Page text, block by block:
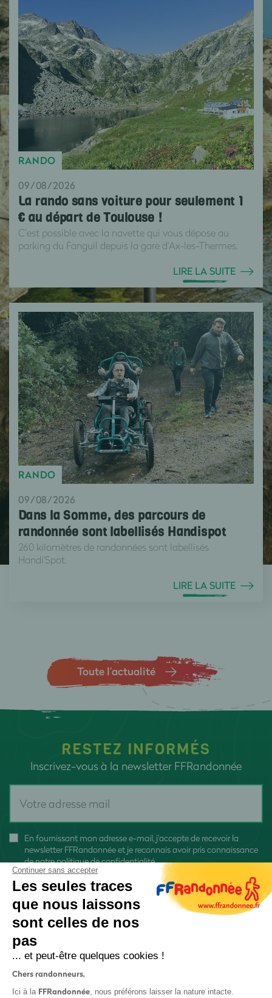
RANDO
09/08/2026
La rando sans voiture pour seulement 1
€ au départ de Toulouse !
C’est possible avec la navette qui vous dépose au
parking du Fanguil depuis la gare d'Ax-les-Thermes.
LIRE LA SUITE
RANDO
09/08/2026
Dans la Somme, des parcours de
randonnée sont labellisés Handispot
260 kilomètres de randonnées sont labellisés
Handi'Spot.
LIRE LA SUITE
Toute l’actualité
RESTEZ INFORMÉS
Inscrivez-vous à la newsletter FFRandonnée
En fournissant mon adresse e-mail, j'accepte de recevoir la
newsletter FFRandonnée et je reconnais avoir pris connaissance
denotre politique de confidentialité
Continuer sans accepter
Les seules traces
que nous laissons
sont celles de nos
pas
... et peut-être quelques cookies !
Chers randonneurs,
Ici à la FFRandonnée, nous préférons laisser la nature intacte.